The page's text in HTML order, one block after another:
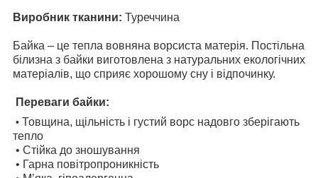
Виробник тканини: Туреччина
Байка – це тепла вовняна ворсиста матерія. Постільна
білизна з байки виготовлена з натуральних екологічних
матеріалів, що сприяє хорошому сну і відпочинку.
Переваги байки:
• Товщина, щільність і густий ворс надовго зберігають
тепло
• Стійка до зношування
• Гарна повітропроникність